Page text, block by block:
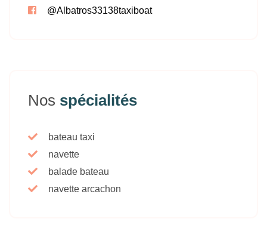
@Albatros33138taxiboat
Nos spécialités
bateau taxi
navette
balade bateau
navette arcachon